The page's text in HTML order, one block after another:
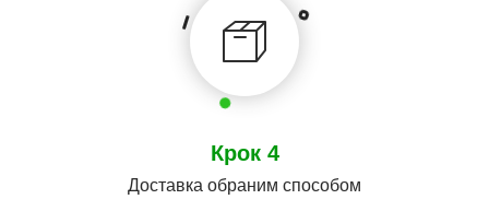
Крок 4
Доставка обраним способом